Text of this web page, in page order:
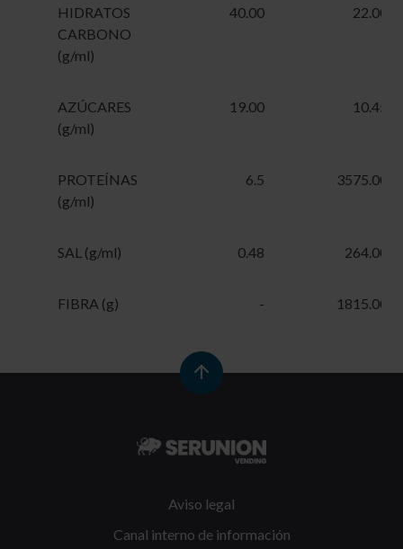
HIDRATOS
CARBONO
(g/ml)
40.00 22.00
AZÚCARES
(g/ml)
19.00 10.45
PROTEÍNAS
(g/ml)
6.5 3575.00
SAL (g/ml) 0.48 264.00
FIBRA (g) - 1815.00
Aviso legal
Canal interno de información